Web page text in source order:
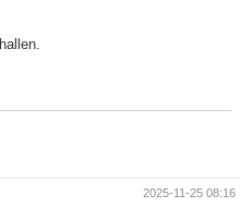
2025-11-25 08:16